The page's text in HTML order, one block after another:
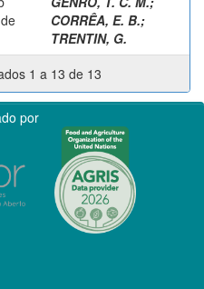
CORRÊA, E. B.;
TRENTIN, G.
1 a 13 de 13
por